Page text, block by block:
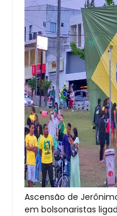
Ascensão de
em bolsonaristas